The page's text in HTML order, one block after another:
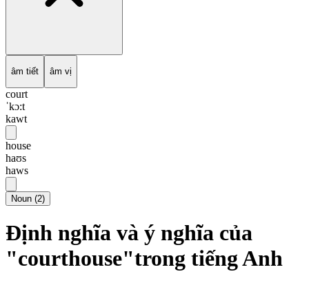
âm tiết âm vị
court
ˈkɔ:t
kawt
house
haʊs
haws
Noun (2)
Định nghĩa và ý nghĩa của
"courthouse"trong tiếng Anh